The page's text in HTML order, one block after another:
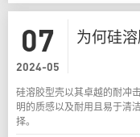
07
2024-05
为何硅溶
硅溶胶型壳以其卓越的耐冲
明的质感以及耐用且易于清
择。